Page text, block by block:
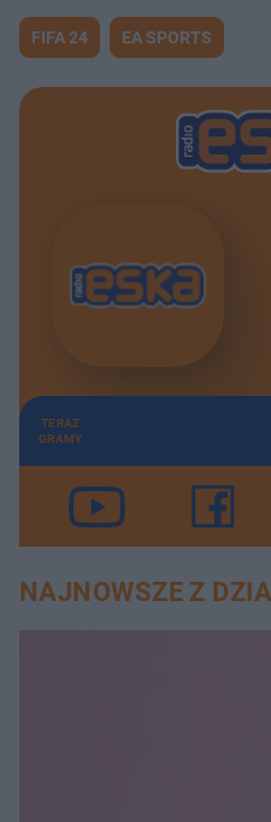
FIFA 24 EA SPORTS
TERAZ
GRAMY
NAJNOWSZE Z